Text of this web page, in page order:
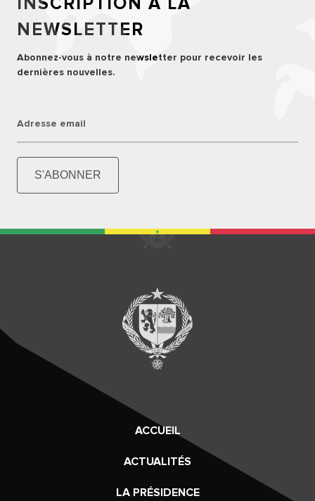
NEWSLETTER
Abonnez-vous à notre newsletter pour recevoir les
dernières nouvelles.
Adresse email
S'ABONNER
ACCUEIL
ACTUALITÉS
LA PRÉSIDENCE